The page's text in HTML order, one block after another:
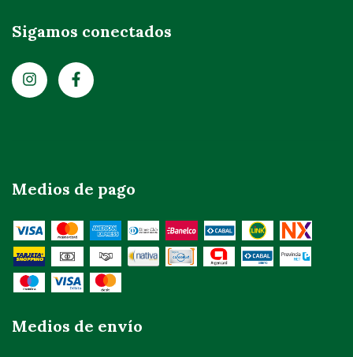
Sigamos conectados
Medios de pago
Medios de envío